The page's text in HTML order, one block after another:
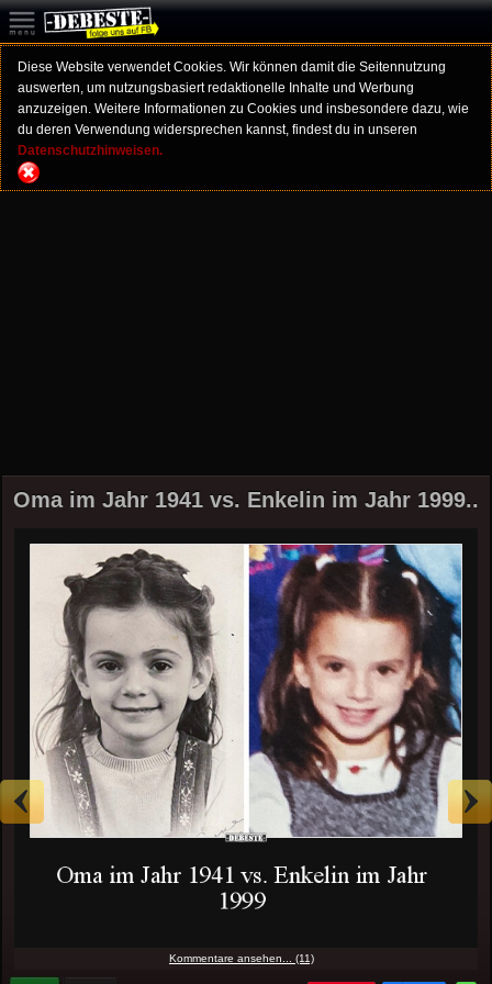
Diese Website verwendet Cookies. Wir können damit die Seitennutzung
auswerten, um nutzungsbasiert redaktionelle Inhalte und Werbung
anzuzeigen. Weitere Informationen zu Cookies und insbesondere dazu, wie
du deren Verwendung widersprechen kannst, findest du in unseren
Datenschutzhinweisen.
Oma im Jahr 1941 vs. Enkelin im Jahr 1999..
Kommentare ansehen... (11)